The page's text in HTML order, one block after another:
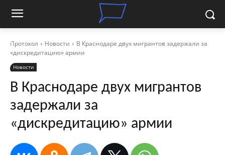
Протокол Новости
В Краснодаре двух мигрантов задержали за
«дискредитацию» армии
Новости
В Краснодаре двух мигрантов
задержали за
«дискредитацию» армии